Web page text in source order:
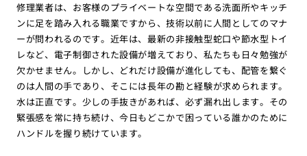
修理業者は、お客様のプライベートな空間である洗面所やキッチ
ンに足を踏み入れる職業ですから、技術以前に人間としてのマナ
ーが問われるのです。近年は、最新の非接触型蛇口や節水型トイ
レなど、電子制御された設備が増えており、私たちも日々勉強が
欠かせません。しかし、どれだけ設備が進化しても、配管を繋ぐ
のは人間の手であり、そこには長年の勘と経験が求められます。
水は正直です。少しの手抜きがあれば、必ず漏れ出します。その
緊張感を常に持ち続け、今日もどこかで困っている誰かのために
ハンドルを握り続けています。